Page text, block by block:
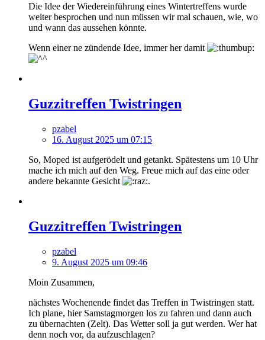
Die Idee der Wiedereinführung eines Wintertreffens wurde
weiter besprochen und nun müssen wir mal schauen, wie, wo
und wann das aussehen könnte.
Wenn einer ne zündende Idee, immer her damit
Guzzitreffen Twistringen
pzabel
16. August 2025 um 07:15
So, Moped ist aufgerödelt und getankt. Spätestens um 10 Uhr
mache ich mich auf den Weg. Freue mich auf das eine oder
andere bekannte Gesicht
.
Guzzitreffen Twistringen
pzabel
9. August 2025 um 09:46
Moin Zusammen,
nächstes Wochenende findet das Treffen in Twistringen statt.
Ich plane, hier Samstagmorgen los zu fahren und dann auch
zu übernachten (Zelt). Das Wetter soll ja gut werden. Wer hat
denn noch vor, da aufzuschlagen?